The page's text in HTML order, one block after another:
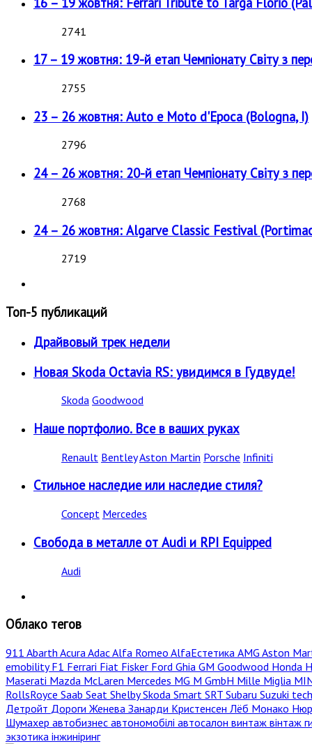
2741
17 – 19 жовтня: 19-й етап Чемпіонату Світу з
2755
23 – 26 жовтня: Auto e Moto d'Epoca (Bologna, I)
2796
24 – 26 жовтня: 20-й етап Чемпіонату Світу з
2768
24 – 26 жовтня: Algarve Classic Festival
2719
Топ-5 публикаций
Драйвовый трек недели
Новая Skoda Octavia RS: увидимся в Гудвуде!
Skoda Goodwood
Наше портфолио. Все в ваших руках
Renault BentleyAston Martin Porsche Infiniti
Стильное наследие или наследие стиля?
Concept Mercedes
Свобода в металле от Audi и RPI Equipped
Audi
Облако тегов
911 Abarth Acura AdacAlfa Romeo AlfaЕстетика AMG Aston
emobilityF1 Ferrari Fiat Fisker Ford Ghia GM Goodwood Honda
Maserati Mazda McLaren Mercedes MG M GmbH Mille Miglia
RollsRoyce Saab Seat ShelbySkoda Smart SRT Subaru Suzuki
Детройт Дороги Женева Занарди Кристенсен Лёб Монако
Шумахер автобизнес автономобілі автосалон винтаж вінтаж
экзотика інжиніринг